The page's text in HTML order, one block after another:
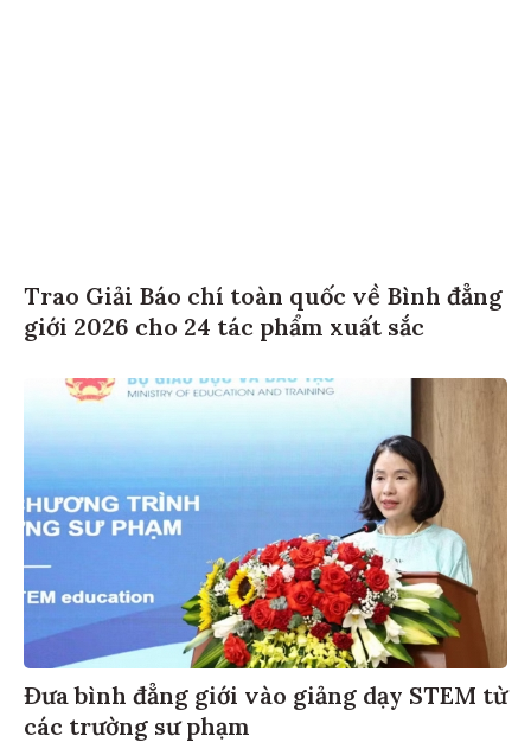
Trao Giải Báo chí toàn quốc về Bình đẳng
giới 2026 cho 24 tác phẩm xuất sắc
Đưa bình đẳng giới vào giảng dạy STEM từ
các trường sư phạm